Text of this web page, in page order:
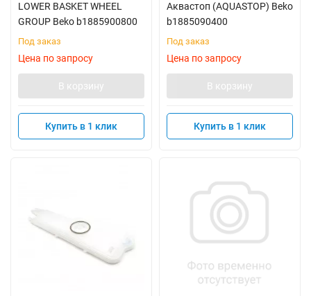
LOWER BASKET WHEEL
GROUP Beko b1885900800
Под заказ
Цена по запросу
В корзину
Купить в 1 клик
Аквастоп (AQUASTOP) Beko
b1885090400
Под заказ
Цена по запросу
В корзину
Купить в 1 клик